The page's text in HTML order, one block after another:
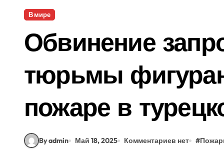
В мире
Обвинение
тюрьмы
пожаре в
By admin Май 18, 2025 Комментариев нет #